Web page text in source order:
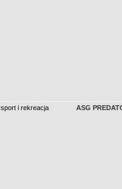
sport i rekreacja ASG